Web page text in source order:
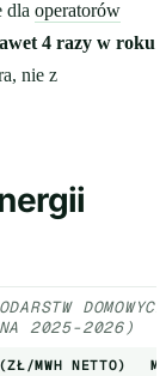
dla operatorów
4 razy w roku
nie z
2025-2026)
MWH NETTO)